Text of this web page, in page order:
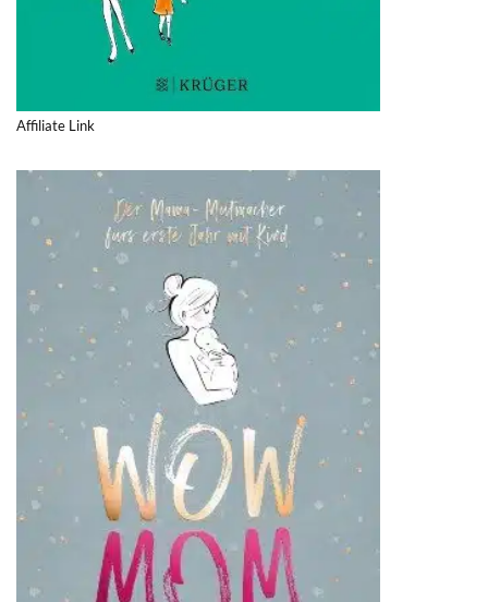
Affiliate Link